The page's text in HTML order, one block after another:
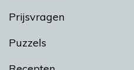
Prijsvragen
Puzzels